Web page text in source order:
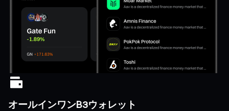
オールインワンB3ウォレット